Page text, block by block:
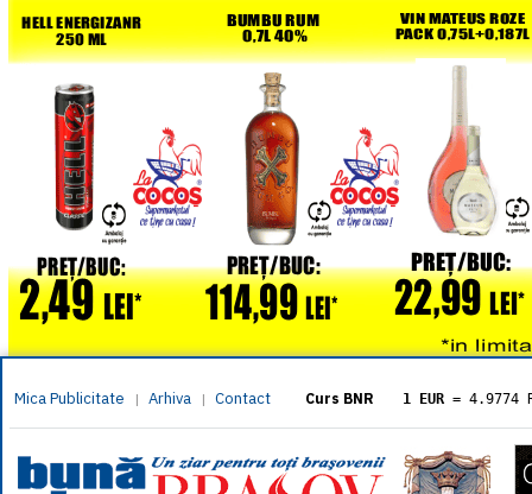
Mica Publicitate | Arhiva | Contact Curs BNR 1 EUR = 4.9774
= 5.8304
1 XAU= 464.4611
1 AED= 1.1933